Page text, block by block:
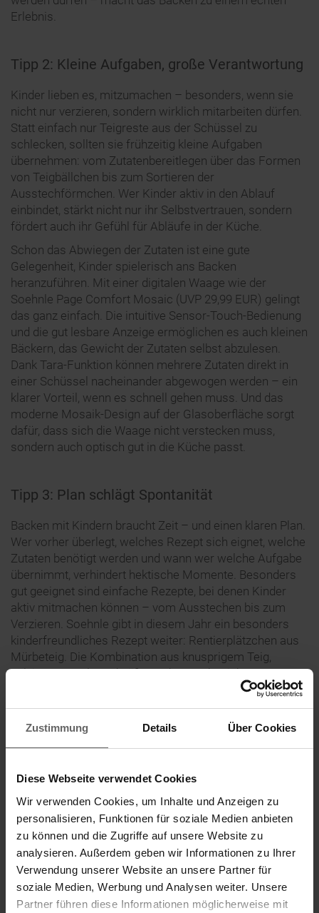
Zustimmung Details Über Cookies
Diese Webseite verwendet Cookies
Wir verwenden Cookies, um Inhalte und Anzeigen zu
personalisieren, Funktionen für soziale Medien anbieten
zu können und die Zugriffe auf unsere Website zu
analysieren. Außerdem geben wir Informationen zu Ihrer
Verwendung unserer Website an unsere Partner für
soziale Medien, Werbung und Analysen weiter. Unsere
Partner führen diese Informationen möglicherweise mit
Erlebnis.
Tipp 2: Kleine Aufgaben, große Verantwortung
Kinder lieben es, mitzumachen – besonders, wenn sie
nicht nur verzieren, sondern wirklich mitarbeiten dürfen.
Statt einfach nur Teigreste aus der Schüssel zu
schlecken, sollten sie frühzeitig kleine Aufgaben
übernehmen: vom Zutatenbereitlegen über das Formen
von Teigbällchen bis zum Sortieren der
Ausstechförmchen. Wer Kinder aktiv in den Ablauf
einbindet, stärkt nicht nur ihr Selbstvertrauen, sondern
fördert auch ihr Gefühl für Abläufe in der Küche.
Schon das Abwiegen der Zutaten ist eine gute
Gelegenheit, Kinder spielerisch ans Backen
heranzuführen. Mit einer digitalen Waage wie der
Soehnle Page Comfort Mosaic (UVP 29,99 EUR) gelingt
das ganz einfach. Die intuitive Sensor-Touch-Bedienung
und die gut lesbare Anzeige ermöglichen es auch kleinen
Bäckern, das Gewicht der Zutaten selbst abzulesen.
Dank Tara-Funktion können mehrere Zutaten direkt in
einer Schüssel nacheinander abgewogen werden – ein
klarer Vorteil, wenn es schnell gehen muss. Und das
moderne Mosaik-Design auf der Glasoberfläche sorgt
dafür, dass sich die Waage nicht verstecken muss,
sondern auch optisch gut in die Küche passt.
Tipp 3: Plan schlägt Spontanität
Backen mit Kindern braucht Zeit – und einen klaren Plan.
Wer vorher überlegt, welches Rezept sich eignet, welche
Zutaten benötigt werden und wann wer welche Aufgabe
übernimmt, verhindert hektische Momente. Besonders
gut geeignet sind einfache Rezepte, bei denen Kinder
aktiv mitmachen können – vom Ausstechen bis zum
Verzieren. Soehnle gibt in diesem Jahr ein besonders
kinderfreundliches Rezept weiter: Rentierplätzchen aus
Mürbeteig. Die Kombination aus knusprigem Teig,
salzigen Brezeln und süßer Deko macht nicht nur
geschmacklich Freude – sie bringt auch jede Menge
Spaß bei der Zubereitung. Und mit einem klaren Ablauf,
vorbereiteten Zutaten und der passenden Küchenhilfe,
Tipp 4: Nicht perfekt ist völlig in Ordnung
Backen mit Kindern bedeutet, die Dinge auch mal laufen
zu lassen. Kekse geraten nicht immer gleichmäßig,
Ausstechformen werden wild kombiniert, und beim
Verzieren geht gelegentlich etwas daneben – das ist
ganz normal. Statt auf präzise Ergebnisse zu achten, hilft